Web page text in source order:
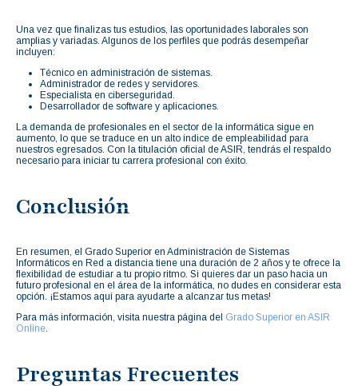
Una vez que finalizas tus estudios, las oportunidades laborales son
amplias y variadas. Algunos de los perfiles que podrás desempeñar
incluyen:
Técnico en administración de sistemas.
Administrador de redes y servidores.
Especialista en ciberseguridad.
Desarrollador de software y aplicaciones.
La demanda de profesionales en el sector de la informática sigue en
aumento, lo que se traduce en un alto índice de empleabilidad para
nuestros egresados. Con la titulación oficial de ASIR, tendrás el respaldo
necesario para iniciar tu carrera profesional con éxito.
Conclusión
En resumen, el Grado Superior en Administración de Sistemas
Informáticos en Red a distancia tiene una duración de 2 años y te ofrece la
flexibilidad de estudiar a tu propio ritmo. Si quieres dar un paso hacia un
futuro profesional en el área de la informática, no dudes en considerar esta
opción. ¡Estamos aquí para ayudarte a alcanzar tus metas!
Para más información, visita nuestra página del Grado Superior en ASIR
Online.
Preguntas Frecuentes